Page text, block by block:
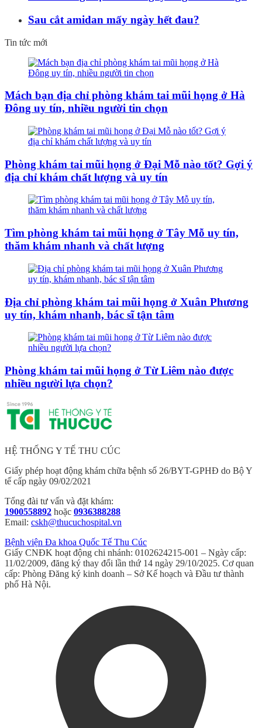
Sau cắt amidan mấy ngày hết đau?
Tin tức mới
Mách bạn địa chỉ phòng khám tai mũi họng ở Hà
Đông uy tín, nhiều người tin chọn
Phòng khám tai mũi họng ở Đại Mỗ nào tốt? Gợi ý
địa chỉ khám chất lượng và uy tín
Tìm phòng khám tai mũi họng ở Tây Mỗ uy tín,
thăm khám nhanh và chất lượng
Địa chỉ phòng khám tai mũi họng ở Xuân Phương
uy tín, khám nhanh, bác sĩ tận tâm
Phòng khám tai mũi họng ở Từ Liêm nào được
nhiều người lựa chọn?
HỆ THỐNG Y TẾ THU CÚC
Giấy phép hoạt động khám chữa bệnh số 26/BYT-GPHĐ do Bộ Y
tế cấp ngày 09/02/2021
Tổng đài tư vấn và đặt khám:
1900558892 hoặc 0936388288
Email: cskh@thucuchospital.vn
Bệnh viện Đa khoa Quốc Tế Thu Cúc
Giấy CNĐK hoạt động chi nhánh: 0102624215-001 – Ngày cấp:
11/02/2009, đăng ký thay đổi lần thứ 14 ngày 29/10/2025. Cơ quan
cấp: Phòng Đăng ký kinh doanh – Sở Kế hoạch và Đầu tư thành
phố Hà Nội.